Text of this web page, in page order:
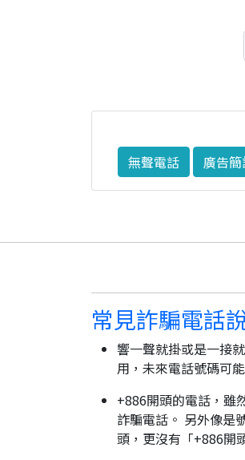
無聲電話
廣告
常見詐騙電話
響一聲就掛或是一接
用，未來電話號碼可
+886開頭的電話，雖
詐騙電話。 另外像是
頭，更沒有「+886開